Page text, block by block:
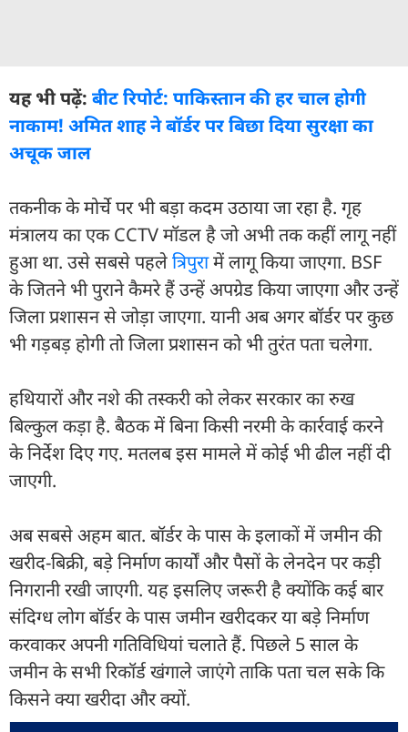
यह भी पढ़ें: बीट रिपोर्ट: पाकिस्तान की हर चाल होगी
नाकाम! अमित शाह ने बॉर्डर पर बिछा दिया सुरक्षा का
अचूक जाल
तकनीक के मोर्चे पर भी बड़ा कदम उठाया जा रहा है. गृह
मंत्रालय का एक CCTV मॉडल है जो अभी तक कहीं लागू नहीं
हुआ था. उसे सबसे पहलेत्रिपुरामें लागू किया जाएगा. BSF
के जितने भी पुराने कैमरे हैं उन्हें अपग्रेड किया जाएगा और उन्हें
जिला प्रशासन से जोड़ा जाएगा. यानी अब अगर बॉर्डर पर कुछ
भी गड़बड़ होगी तो जिला प्रशासन को भी तुरंत पता चलेगा.
हथियारों और नशे की तस्करी को लेकर सरकार का रुख
बिल्कुल कड़ा है. बैठक में बिना किसी नरमी के कार्रवाई करने
के निर्देश दिए गए. मतलब इस मामले में कोई भी ढील नहीं दी
जाएगी.
अब सबसे अहम बात. बॉर्डर के पास के इलाकों में जमीन की
खरीद-बिक्री, बड़े निर्माण कार्यों और पैसों के लेनदेन पर कड़ी
निगरानी रखी जाएगी. यह इसलिए जरूरी है क्योंकि कई बार
संदिग्ध लोग बॉर्डर के पास जमीन खरीदकर या बड़े निर्माण
करवाकर अपनी गतिविधियां चलाते हैं. पिछले 5 साल के
जमीन के सभी रिकॉर्ड खंगाले जाएंगे ताकि पता चल सके कि
किसने क्या खरीदा और क्यों.